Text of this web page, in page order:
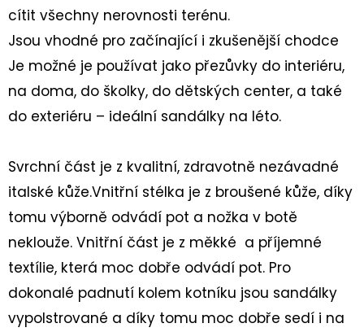
cítit všechny nerovnosti terénu.
Jsou vhodné pro začínající i zkušenější chodce
Je možné je používat jako přezůvky do interiéru,
na doma, do školky, do dětských center, a také
do exteriéru – ideální sandálky na léto.
Svrchní část je z kvalitní, zdravotně nezávadné
italské kůže.Vnitřní stélka je z broušené kůže, díky
tomu výborně odvádí pot a nožka v botě
neklouže. Vnitřní část je z měkké a příjemné
textílie, která moc dobře odvádí pot. Pro
dokonalé padnutí kolem kotníku jsou sandálky
vypolstrované a díky tomu moc dobře sedí i na
J
E
M
E
PLOCHÉ
90CM
Kč